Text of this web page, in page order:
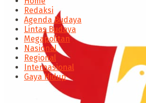
Redaksi
Agenda Budaya
Lintas Budaya
Megapolitan
Nasional
Regional
Internasional
Gaya Hidup